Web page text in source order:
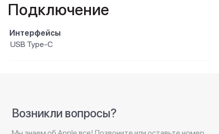
Подключение
Интерфейсы
USB Type-C
Возникли вопросы?